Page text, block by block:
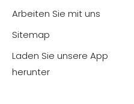
Arbeiten Sie mit uns
Sitemap
Laden Sie unsere App
herunter